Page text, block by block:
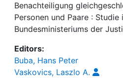
Benachteiligung
Personen und Paare :
Bundesministeriums der
Editors:
Buba, Hans Peter
Vaskovics, Laszlo A.